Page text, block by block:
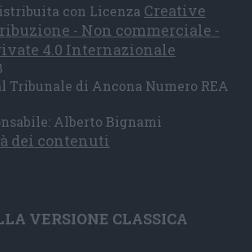
con Licenza Creative
- Non commerciale -
4.0 Internazionale
Tribunale di Ancona Numero REA
Alberto Bignami
dei contenuti
VERSIONE CLASSICA